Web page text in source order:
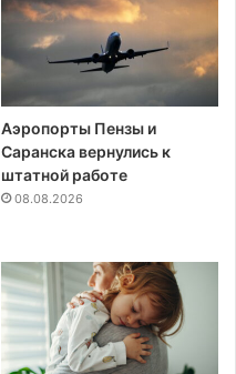
Аэропорты Пензы и
Саранска вернулись к
штатной работе
08.08.2026